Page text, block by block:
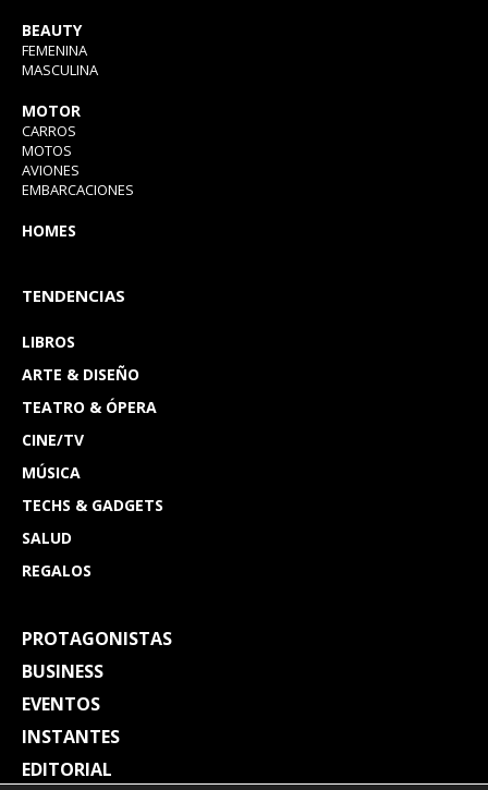
BEAUTY
FEMENINA
MASCULINA
MOTOR
CARROS
MOTOS
AVIONES
EMBARCACIONES
HOMES
TENDENCIAS
LIBROS
ARTE & DISEÑO
TEATRO & ÓPERA
CINE/TV
MÚSICA
TECHS & GADGETS
SALUD
REGALOS
PROTAGONISTAS
BUSINESS
EVENTOS
INSTANTES
EDITORIAL